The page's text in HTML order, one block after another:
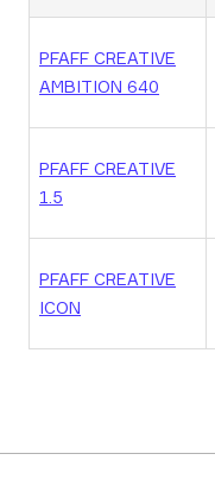
PFAFF CREATIVE
AMBITION 640
PFAFF CREATIVE
1.5
PFAFF CREATIVE
ICON